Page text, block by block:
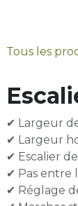
Tous les
✔ Largeur
✔ Largeur
✔ Escalier de
✔ Pas entre
✔ Réglage